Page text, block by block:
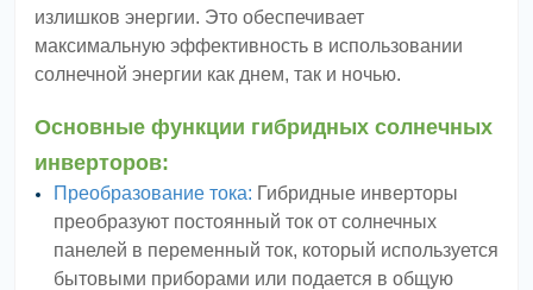
излишков энергии. Это обеспечивает
максимальную эффективность в использовании
солнечной энергии как днем, так и ночью.
Основные функции гибридных солнечных
инверторов:
Преобразование тока: Гибридные инверторы
преобразуют постоянный ток от солнечных
панелей в переменный ток, который используется
бытовыми приборами или подается в общую